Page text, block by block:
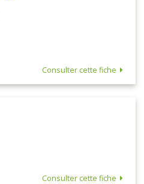
Consulter cette fiche
Consulter cette fiche